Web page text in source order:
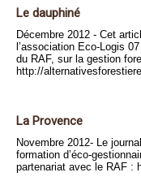
Le dauphiné
Décembre 2012 - Cet
l’association Eco-Logis
du RAF, sur la gestion
http://
La Provence
Novembre 2012- Le
formation d’éco-
partenariat avec le RAF :